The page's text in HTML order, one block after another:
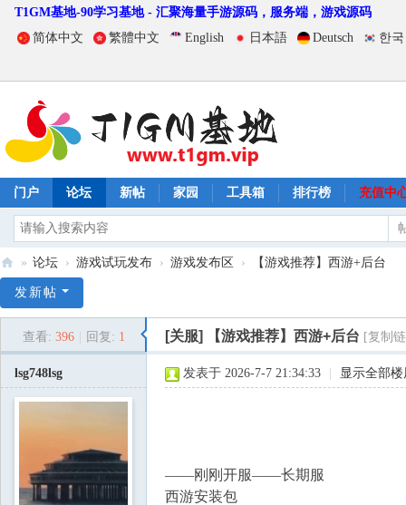
T1GM基地-90学习基地 - 汇聚海量手游源码，服务端，游戏源码
简体中文
繁體中文 English 日本語 Deutsch 한
门户 论坛 新帖 家园 工具箱 排行榜 充值中
1
» 论坛 › 游戏试玩发布 › 游戏发布区 › 【游戏推荐】西游+后台
发新帖
查看: 396 回复: 1 [关服] 【游戏推荐】西游+后台 [复制
lsg748lsg 发表于 2026-7-7 21:34:33 显示全部楼
——刚刚开服——长期服
西游安装包